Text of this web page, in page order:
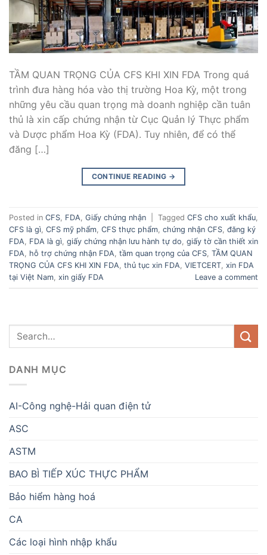
TẦM QUAN TRỌNG CỦA CFS KHI XIN FDA Trong quá
trình đưa hàng hóa vào thị trường Hoa Kỳ, một trong
những yêu cầu quan trọng mà doanh nghiệp cần tuân
thủ là xin cấp chứng nhận từ Cục Quản lý Thực phẩm
và Dược phẩm Hoa Kỳ (FDA). Tuy nhiên, để có thể
đăng […]
CONTINUE READING →
Posted in CFS FDA Giấy chứng nhận Tagged CFS cho xuất khẩu
CFS là gì CFS mỹ phẩm CFS thực phẩm chứng nhận CFS đăng ký
FDA
FDA là gì giấy chứng nhận lưu hành tự do giấy tờ cần thiết xin
FDA
hỗ trợ chứng nhận FDA tầm quan trọng của CFS TẦM QUAN
TRỌNG CỦA CFS KHI XIN FDA thủ tục xin FDA VIETCERT xin FDA
tại Việt Nam xin giấy FDA Leave a comment
DANH MỤC
AI-Công nghệ-Hải quan điện tử
ASC
ASTM
BAO BÌ TIẾP XÚC THỰC PHẨM
Bảo hiểm hàng hoá
CA
Các loại hình nhập khẩu